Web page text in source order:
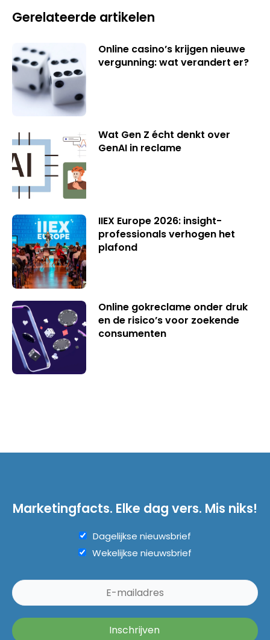
Gerelateerde artikelen
Online casino’s krijgen nieuwe
vergunning: wat verandert er?
Wat Gen Z écht denkt over
GenAI in reclame
IIEX Europe 2026: insight-
professionals verhogen het
plafond
Online gokreclame onder druk
en de risico’s voor zoekende
consumenten
Marketingfacts. Elke dag vers. Mis niks!
Dagelijkse nieuwsbrief
Wekelijkse nieuwsbrief